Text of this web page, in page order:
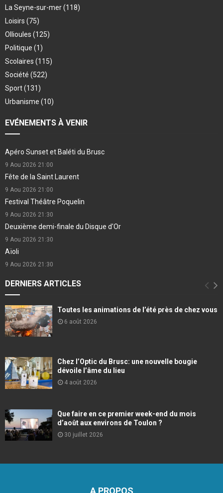
La Seyne-sur-mer(118)
Loisirs (75)
Ollioules (125)
Politique (1)
Scolaires (115)
Société (522)
Sport(131)
Urbanisme (10)
EVÉNEMENTS À VENIR
Apéro Sunset et Baléti du Brusc
9 Aou 2026 21:00
Fête de la Saint Laurent
9 Aou 2026 21:00
Festival Théâtre Poquelin
9 Aou 2026 21:30
Deuxième demi-finale du Disque d'Or
9 Aou 2026 21:30
Aïoli
9 Aou 2026 21:30
DERNIERS ARTICLES
Toutes les animations de l’été près de chez vous
6 août 2026
Chez l’Optic du Brusc: une nouvelle bougie
dévoile l’âme du lieu
4 août 2026
Que faire en ce premier week-end du mois
d’août aux environs de Toulon ?
30 juillet 2026
A PROPOS